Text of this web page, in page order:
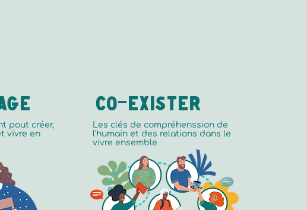
pout créer,
vivre en
Co-exister
Les clés de compréhenssion de
l'humain et des relations dans le
vivre ensemble